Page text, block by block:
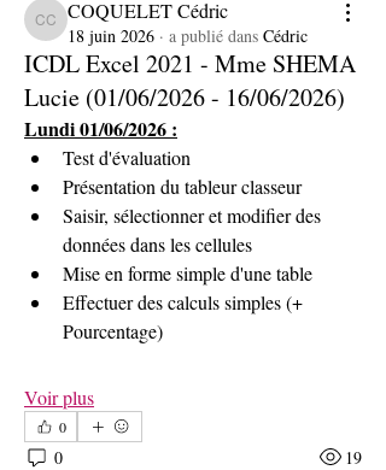
COQUELET Cédric
COQUELET Cédric
18 juin 2026 · a publié dans Cédric
ICDL Excel 2021 - Mme SHEMA
Lucie (01/06/2026 - 16/06/2026)
Lundi 01/06/2026 :
Test d'évaluation
Présentation du tableur classeur
Saisir, sélectionner et modifier des
données dans les cellules
Mise en forme simple d'une table
Effectuer des calculs simples (+
Pourcentage)
Voir plus
0
0 19